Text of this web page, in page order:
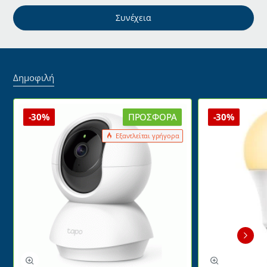
Συνέχεια
Δημοφιλή
ΠΡΟΣΦΟΡΆ
Εξαντλείται γρήγορα
-30% -30%